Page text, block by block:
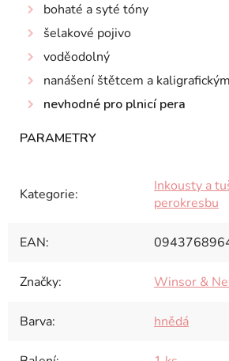
bohaté a syté tóny
šelakové pojivo
voděodolný
nanášení štětcem a
nevhodné pro plnicí pera
Kategorie:
Inkousty a
perokresbu
EAN:
Značky: Winsor &
Barva: hnědá